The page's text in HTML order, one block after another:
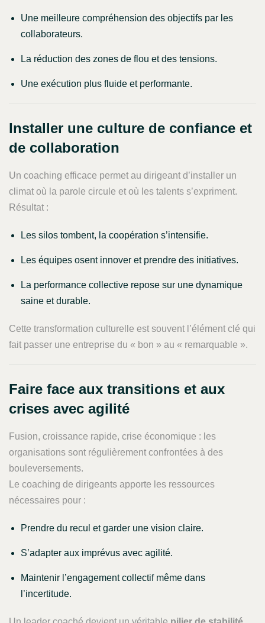
Une meilleure compréhension des objectifs par les
collaborateurs.
La réduction des zones de flou et des tensions.
Une exécution plus fluide et performante.
Installer une culture de confiance et
de collaboration
Un coaching efficace permet au dirigeant d’installer un
climat où la parole circule et où les talents s’expriment.
Résultat :
Les silos tombent, la coopération s’intensifie.
Les équipes osent innover et prendre des initiatives.
La performance collective repose sur une dynamique
saine et durable.
Cette transformation culturelle est souvent l’élément clé qui
fait passer une entreprise du « bon » au « remarquable ».
Faire face aux transitions et aux
crises avec agilité
Fusion, croissance rapide, crise économique : les
organisations sont régulièrement confrontées à des
bouleversements.
Le coaching de dirigeants apporte les ressources
nécessaires pour :
Prendre du recul et garder une vision claire.
S’adapter aux imprévus avec agilité.
Maintenir l’engagement collectif même dans
l’incertitude.